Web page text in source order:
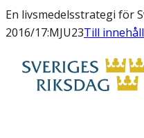
En livsmedelsstrategi för
2016/17:MJU23Till